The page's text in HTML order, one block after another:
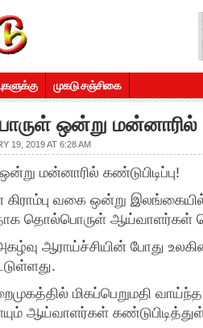
முகடு சஞ்சிகை
ஒன்று மன்னாரில்
19, 2019 AT 6:28 AM
மன்னாரில் கண்டுபிடிப்பு!
கிராம்பு வகை ஒன்று
தொல்பொருள் ஆய்வாளர்கள்
ஆராய்ச்சியின் போது
மிகப்பெறுமதி வாய்ந்த
ஆய்வாளர்கள்